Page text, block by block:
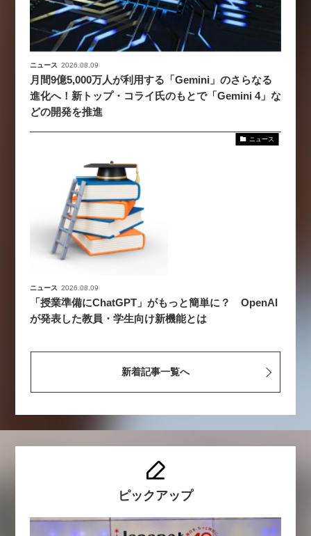
ニュース 2026.08.09
月間9億5,000万人が利用する「Gemini」のさらなる
進化へ！新トップ・コライ氏のもとで「Gemini 4」な
どの開発を推進
ニュース
ニュース 2026.08.09
「授業準備にChatGPT」がもっと簡単に？ OpenAI
が発表した教員・学生向け新機能とは
新着記事一覧へ
ピックアップ